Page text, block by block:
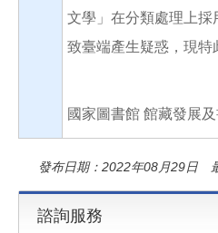
文學」在分類處理上採
致臺端產生疑惑，現特
國家圖書館 館藏發展
發布日期：2022年08月29日
諮詢服務